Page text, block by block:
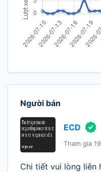
Người bán
ECD
Tham gia
Chi tiết vui lòng liên